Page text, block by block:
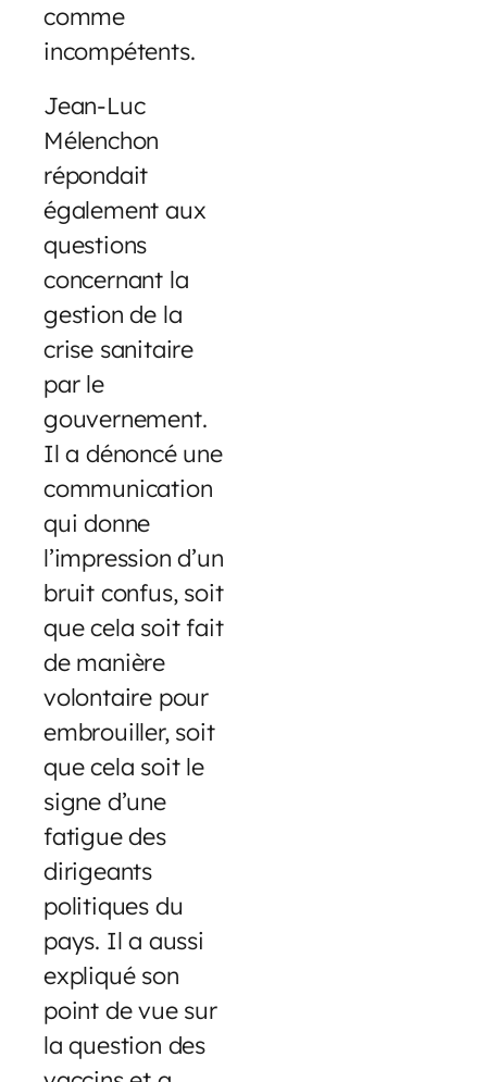
comme
incompétents.
Jean-Luc
Mélenchon
répondait
également aux
questions
concernant la
gestion de la
crise sanitaire
par le
gouvernement.
Il a dénoncé une
communication
qui donne
l’impression d’un
bruit confus, soit
que cela soit fait
de manière
volontaire pour
embrouiller, soit
que cela soit le
signe d’une
fatigue des
dirigeants
politiques du
pays. Il a aussi
expliqué son
point de vue sur
la question des